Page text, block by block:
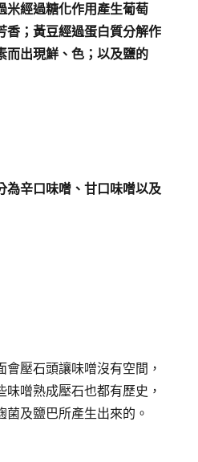
米經過糖化作用產生葡萄
香；黃豆經過蛋白質分解作
而出現鮮、色；以及鹽的
為辛口味噌、甘口味噌以及
壓石頭讓味噌沒有空間，
噌熟成壓石也都有歷史，
及鹽巴所產生出來的。